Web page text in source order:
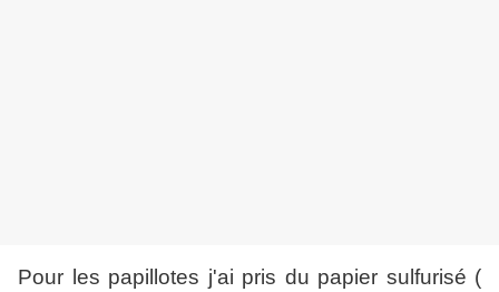
Pour les papillotes j'ai pris du papier sulfurisé (